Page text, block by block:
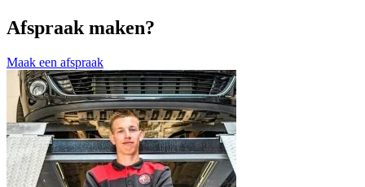
Afspraak maken?
Maak een afspraak